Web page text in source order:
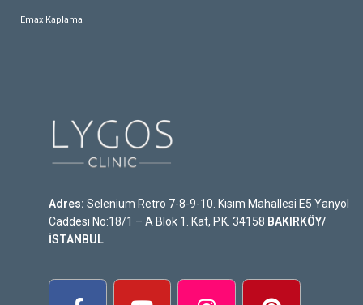
Emax Kaplama
Adres: Selenium Retro 7-8-9-10. Kısım Mahallesi E5 Yanyol
Caddesi No:18/1 – A Blok 1. Kat, P.K. 34158 BAKIRKÖY/
İSTANBUL